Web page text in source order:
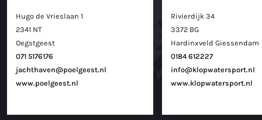
Hugo de Vrieslaan 1
2341 NT
Oegstgeest
071 5176176
jachthaven@poelgeest.nl
www.poelgeest.nl
Rivierdijk 34
3372 BG
Hardinxveld Giessendam
0184 612227
info@klopwatersport.nl
www.klopwatersport.nl